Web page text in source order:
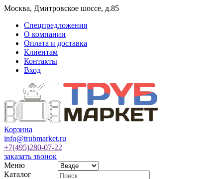
Москва, Дмитровское шоссе, д.85
Спецпредложения
О компании
Оплата и доставка
Клиентам
Контакты
Вход
Корзина
info@trubmarket.ru
+7(495)280-07-22
заказать звонок
Меню
Каталог